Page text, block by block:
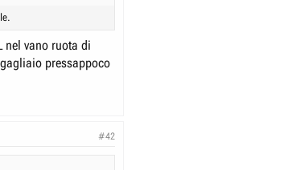
nel vano ruota di
pressappoco
#42